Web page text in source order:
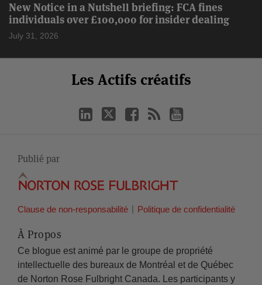
New Notice in a Nutshell briefing: FCA fines
individuals over £100,000 for insider dealing
July 31, 2026
Les Actifs créatifs
Facebook
Publié par
Clause de non-responsabilité Politique de confidentialité
À Propos
Ce blogue est animé par le groupe de propriété
intellectuelle des bureaux de Montréal et de Québec
de Norton Rose Fulbright Canada. Les participants y